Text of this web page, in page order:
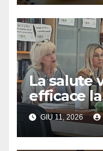
La salute
efficace
scegliere
tavola” al
Bracciano
GIU 11, 2026